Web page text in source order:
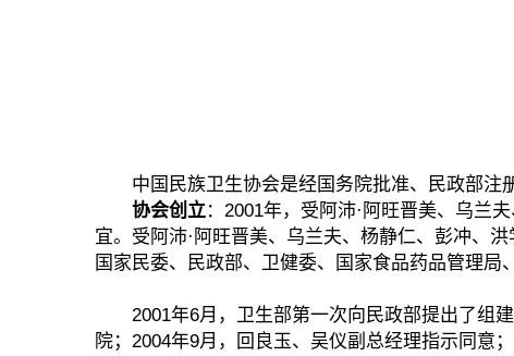
中国民族卫生协会是经国务院批准、民政部注册
协会创立：2001年，受阿沛·阿旺晋美、乌兰
宜。受阿沛·阿旺晋美、乌兰夫、杨静仁、彭冲、
国家民委、民政部、卫健委、国家食品药品管理局
2001年6月，卫生部第一次向民政部提出了组建
院；2004年9月，回良玉、吴仪副总经理指示同意